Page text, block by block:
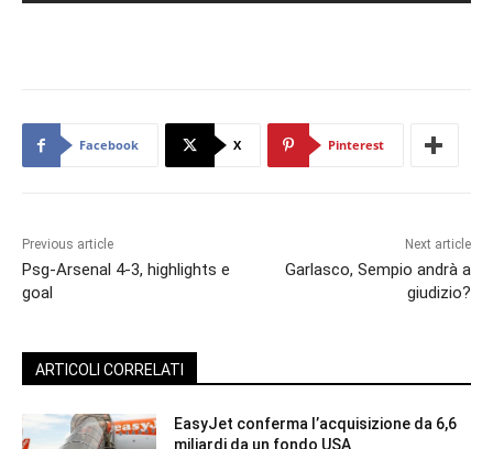
Facebook X Pinterest
Previous article
Psg-Arsenal 4-3, highlights e
goal
Next article
Garlasco, Sempio andrà a
giudizio?
ARTICOLI CORRELATI
EasyJet conferma l’acquisizione da 6,6
miliardi da un fondo USA